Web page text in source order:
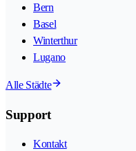
Bern
Basel
Winterthur
Lugano
Alle Städte
Support
Kontakt